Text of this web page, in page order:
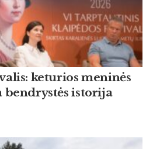
keturios meninės
bendrystės istorija